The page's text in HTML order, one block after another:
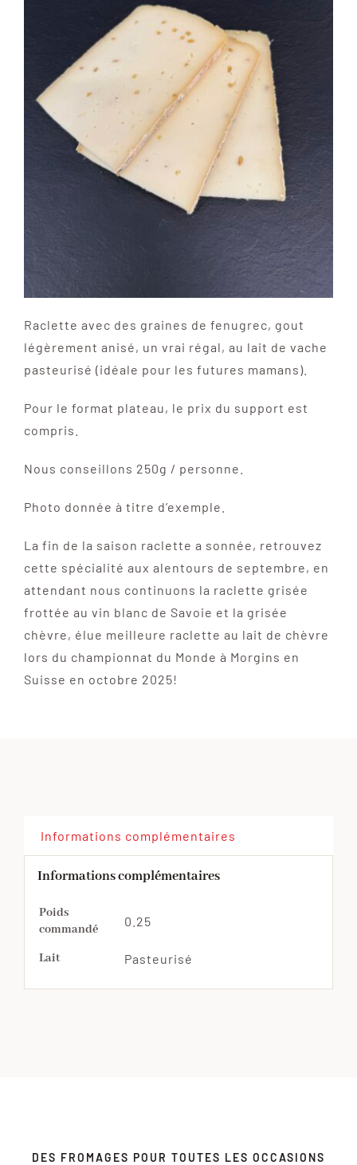
Raclette avec des graines de fenugrec, gout
légèrement anisé, un vrai régal, au lait de vache
pasteurisé (idéale pour les futures mamans).
Pour le format plateau, le prix du support est
compris.
Nous conseillons 250g / personne.
Photo donnée à titre d’exemple.
La fin de la saison raclette a sonnée, retrouvez
cette spécialité aux alentours de septembre, en
attendant nous continuons la raclette grisée
frottée au vin blanc de Savoie et la grisée
chèvre, élue meilleure raclette au lait de chèvre
lors du championnat du Monde à Morgins en
Suisse en octobre 2025!
Informations complémentaires
Informations complémentaires
Poids
commandé
0.25
Lait Pasteurisé
DES FROMAGES POUR TOUTES LES OCCASIONS